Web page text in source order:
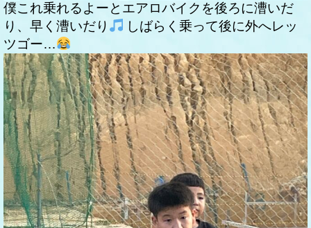
僕これ乗れるよーとエアロバイクを後ろに漕いだ
り、早く漕いだり
しばらく乗って後に外へレッ
ツゴー…